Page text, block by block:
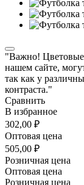
"Важно! Цветовые
нашем сайте,
так как у
контраста."
Сравнить
В избранное
302,00 ₽
Оптовая цена
505,00 ₽
Розничная цена
Оптовая цена
Розничная цена